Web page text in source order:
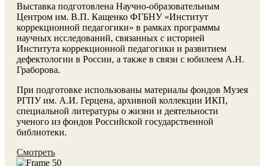
Выставка подготовлена Научно-образовательным
Центром им. В.П. Кащенко ФГБНУ «Институт
коррекционной педагогики» в рамках программы
научных исследований, связанных с историей
Института коррекционной педагогики и развитием
дефектологии в России, а также в связи с юбилеем А.Н.
Граборова.
При подготовке использованы материалы фондов Музея
РГПУ им. А.И. Герцена, архивной коллекции ИКП,
специальной литературы о жизни и деятельности
ученого из фондов Российской государственной
библиотеки.
Смотреть